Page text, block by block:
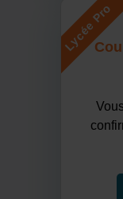
Lycée Pro